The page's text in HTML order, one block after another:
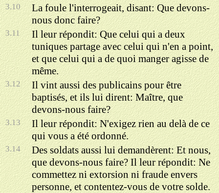
3.10
La foule l'interrogeait, disant: Que devons-
nous donc faire?
3.11
Il leur répondit: Que celui qui a deux
tuniques partage avec celui qui n'en a point,
et que celui qui a de quoi manger agisse de
même.
3.12
Il vint aussi des publicains pour être
baptisés, et ils lui dirent: Maître, que
devons-nous faire?
3.13
Il leur répondit: N'exigez rien au delà de ce
qui vous a été ordonné.
3.14
Des soldats aussi lui demandèrent: Et nous,
que devons-nous faire? Il leur répondit: Ne
commettez ni extorsion ni fraude envers
personne, et contentez-vous de votre solde.